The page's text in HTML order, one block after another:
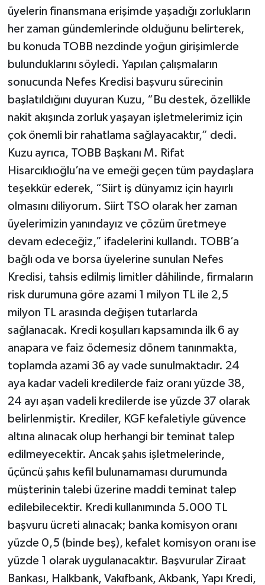
üyelerin finansmana erişimde yaşadığı zorlukların
her zaman gündemlerinde olduğunu belirterek,
bu konuda TOBB nezdinde yoğun girişimlerde
bulunduklarını söyledi. Yapılan çalışmaların
sonucunda Nefes Kredisi başvuru sürecinin
başlatıldığını duyuran Kuzu, “Bu destek, özellikle
nakit akışında zorluk yaşayan işletmelerimiz için
çok önemli bir rahatlama sağlayacaktır,” dedi.
Kuzu ayrıca, TOBB Başkanı M. Rifat
Hisarcıklıoğlu’na ve emeği geçen tüm paydaşlara
teşekkür ederek, “Siirt iş dünyamız için hayırlı
olmasını diliyorum. Siirt TSO olarak her zaman
üyelerimizin yanındayız ve çözüm üretmeye
devam edeceğiz,” ifadelerini kullandı. TOBB’a
bağlı oda ve borsa üyelerine sunulan Nefes
Kredisi, tahsis edilmiş limitler dâhilinde, firmaların
risk durumuna göre azami 1 milyon TL ile 2,5
milyon TL arasında değişen tutarlarda
sağlanacak. Kredi koşulları kapsamında ilk 6 ay
anapara ve faiz ödemesiz dönem tanınmakta,
toplamda azami 36 ay vade sunulmaktadır. 24
aya kadar vadeli kredilerde faiz oranı yüzde 38,
24 ayı aşan vadeli kredilerde ise yüzde 37 olarak
belirlenmiştir. Krediler, KGF kefaletiyle güvence
altına alınacak olup herhangi bir teminat talep
edilmeyecektir. Ancak şahıs işletmelerinde,
üçüncü şahıs kefil bulunamaması durumunda
müşterinin talebi üzerine maddi teminat talep
edilebilecektir. Kredi kullanımında 5.000 TL
başvuru ücreti alınacak; banka komisyon oranı
yüzde 0,5 (binde beş), kefalet komisyon oranı ise
yüzde 1 olarak uygulanacaktır. Başvurular Ziraat
Bankası, Halkbank, Vakıfbank, Akbank, Yapı Kredi,